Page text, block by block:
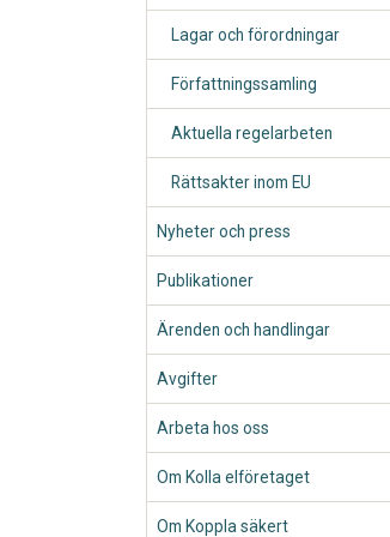
Lagar och förordningar
Författningssamling
Aktuella regelarbeten
Rättsakter inom EU
Nyheter och press
Publikationer
Ärenden och handlingar
Avgifter
Arbeta hos oss
Om Kolla elföretaget
Om Koppla säkert